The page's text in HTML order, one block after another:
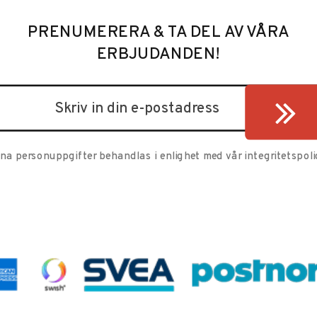
PRENUMERERA & TA DEL AV VÅRA
ERBJUDANDEN!
personuppgifter behandlas i enlighet med vår